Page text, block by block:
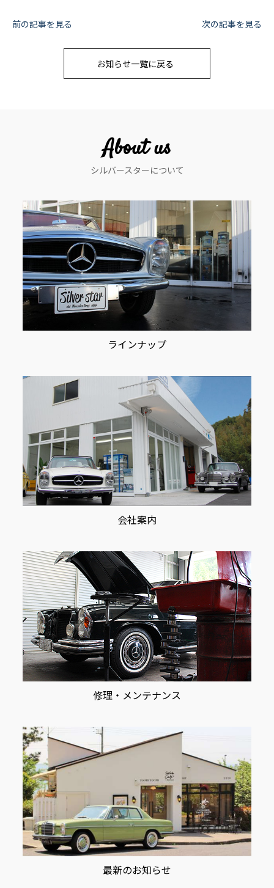
投
ン
前の記事を見る 次の記事を見る
お知らせ一覧に戻る
About us
シルバースターについて
ラインナップ
会社案内
修理・メンテナンス
最新のお知らせ